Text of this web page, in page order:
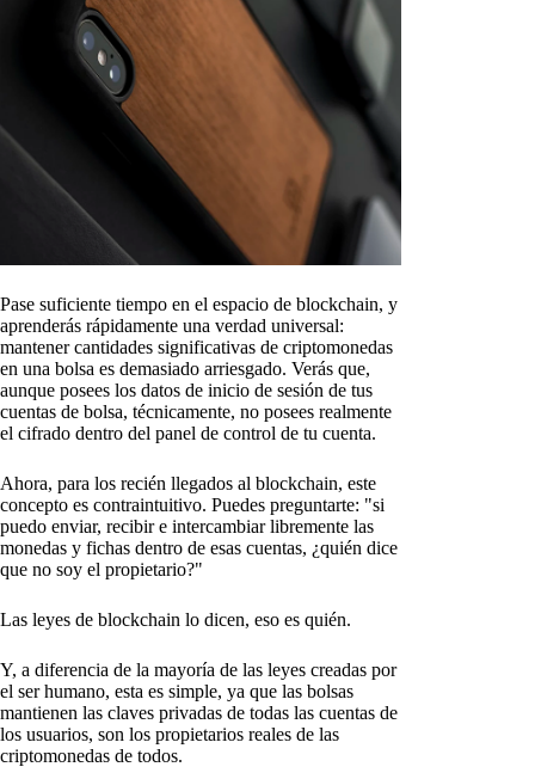
Pase suficiente tiempo en el espacio de blockchain, y
aprenderás rápidamente una verdad universal:
mantener cantidades significativas de criptomonedas
en una bolsa es demasiado arriesgado. Verás que,
aunque posees los datos de inicio de sesión de tus
cuentas de bolsa, técnicamente, no posees realmente
el cifrado dentro del panel de control de tu cuenta.
Ahora, para los recién llegados al blockchain, este
concepto es contraintuitivo. Puedes preguntarte: "si
puedo enviar, recibir e intercambiar libremente las
monedas y fichas dentro de esas cuentas, ¿quién dice
que no soy el propietario?"
Las leyes de blockchain lo dicen, eso es quién.
Y, a diferencia de la mayoría de las leyes creadas por
el ser humano, esta es simple, ya que las bolsas
mantienen las claves privadas de todas las cuentas de
los usuarios, son los propietarios reales de las
criptomonedas de todos.